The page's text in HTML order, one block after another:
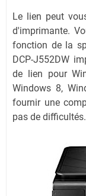
Le lien peut
d'imprimante.
fonction de la
DCP-J552DW
de lien pour
Windows 8,
fournir une
pas de difficultés.